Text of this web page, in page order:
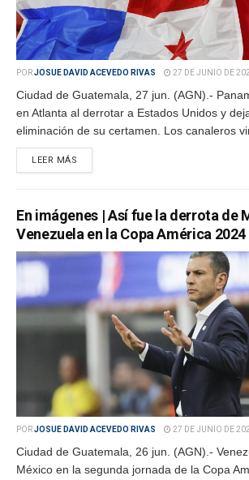
PORJOSUE DAVID ACEVEDO RIVAS 27 DE JUNIO DE
Ciudad de Guatemala, 27 jun. (AGN).-
en Atlanta al derrotar a Estados Unidos y
eliminación de su certamen. Los canaleros
LEER MÁS
En imágenes | Así fue la derrota de
Venezuela en la Copa América 2024
PORJOSUE DAVID ACEVEDO RIVAS 27 DE JUNIO DE
Ciudad de Guatemala, 26 jun. (AGN).-
México en la segunda jornada de la Copa